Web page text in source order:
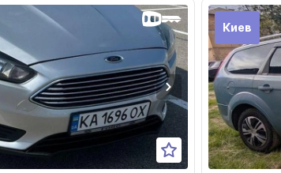
Кропивницкий
Луцк
Львов
Николаев
Одесса
Полтава
Ровно
Киев